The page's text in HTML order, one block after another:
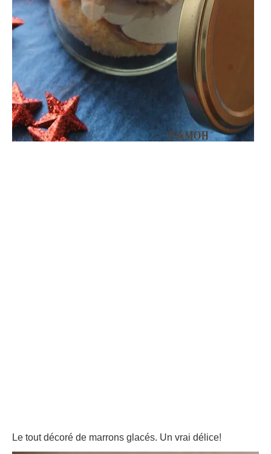
Le tout décoré de marrons glacés. Un vrai délice!